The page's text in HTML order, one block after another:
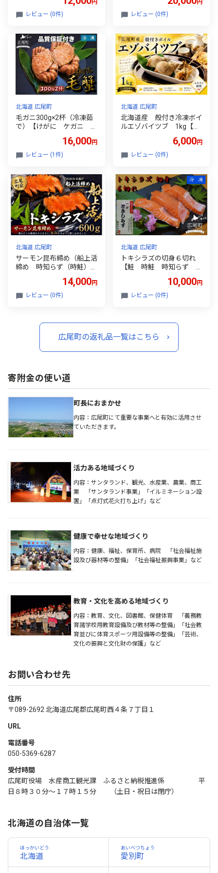
物 海鮮 冷凍 ボイル
オオズワイガニ 北海道
円
レビュー (0件)
円
レビュー (0件)
北海道 広尾町
毛ガニ300g×2杯（冷凍茹
で）【けがに ケガニ 毛
洋 北海道 広尾町 冷
凍 ボイル 広尾産業流通
16,000円
レビュー (1件)
北海道 広尾町
北海道産 殻付き冷凍ボイ
ルエゾバイツブ 1kg【エ
ブ つぶ貝 ツブガイ 冷
凍 茹で 国産 太平洋
6,000円
レビュー (0件)
北海道 広尾町
サーモン昆布締め（船上活
締め 時知らず（時鮭）の
時知らず ときしらず ト
キシラズ 活締め 活〆
北海道 魚 ふるさと納
税 北海道 広尾産業流通
14,000円
レビュー (0件)
北海道 広尾町
トキシラズの切身６切れ
【鮭 時鮭 時知らず と
るさと納税 北海道 海産
物 魚 岡嶋水産】(C003
10,000円
レビュー (0件)
広尾町の返礼品一覧はこちら
寄附金の使い道
町長におまかせ
内容：広尾町にて重要な事業へと有効に活用させ
ていただきます。
活力ある地域づくり
内容：サンタランド、観光、水産業、農業、商工
業 「サンタランド事業」「イルミネーション設
置」「点灯式花火打ち上げ」など
健康で幸せな地域づくり
内容：健康、福祉、保育所、病院 「社会福祉施
設及び器材等の整備」「社会福祉振興事業」など
教育・文化を高める地域づくり
内容：教育、文化、図書館、保健体育 「義務教
育諸学校用教育設備及び教材等の整備」「社会教
育並びに体育スポーツ用設備等の整備」「芸術、
文化の振興と文化財の保護」など
お問い合わせ先
住所
〒089-2692 北海道広尾郡広尾町西４条７丁目１
URL
電話番号
050-5369-6287
受付時間
広尾町役場 水産商工観光課 ふるさと納税推進係 平
日８時３０分～１７時１５分 （土日・祝日は閉庁）
北海道の自治体一覧
北海道
ほっかいどう
愛別町
あいベつちょう